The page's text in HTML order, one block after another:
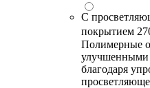
С
покрытием
Полимерные
улучшенными
благодаря